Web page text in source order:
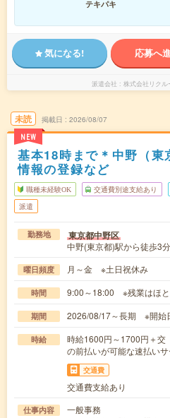
テキパキ
気になる! 応募へ
派遣会社 株式会社リクル
未読
NEW
掲載日 2026/08/07
基本18時まで＊中野（東
情報の登録など
職種未経験OK 交通費別途支給あり
派遣
勤務地 東京都中野区
中野(東京都)駅から徒歩3分
曜日頻度 月～金 ※土日祝休み
時間 9:00～18:00 ※残業はほと
期間 2026/08/17～長期 ※開始
時給
時給1600円～1700円＋
の前払いが可能な速払いサ
交通費
交通費支給あり
仕事内容
一般事務